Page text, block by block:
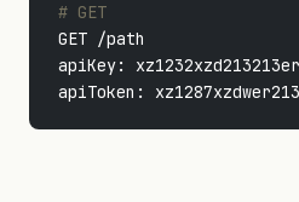
# GET
GET /path
apiKey: